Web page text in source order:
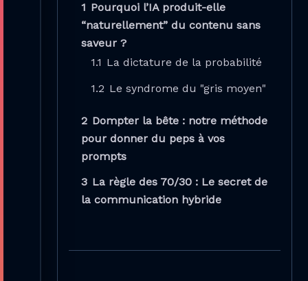
1 Pourquoi l’IA produit-elle
“naturellement” du contenu sans
saveur ?
1.1 La dictature de la probabilité
1.2 Le syndrome du "gris moyen"
2 Dompter la bête : notre méthode
pour donner du peps à vos
prompts
3 La règle des 70/30 : Le secret de
la communication hybride